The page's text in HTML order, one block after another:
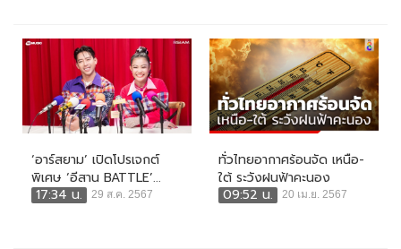
‘อาร์สยาม’ เปิดโปรเจกต์
พิเศษ ‘อีสาน BATTLE’...
17:34 น.
29 ส.ค. 2567
ทั่วไทยอากาศร้อนจัด เหนือ-
ใต้ ระวังฝนฟ้าคะนอง
09:52 น.
20 เม.ย. 2567